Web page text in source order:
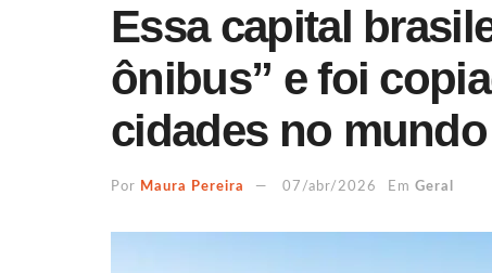
Essa capital
ônibus” e foi
cidades no mundo
Por Maura Pereira 07/abr/2026 Em Geral